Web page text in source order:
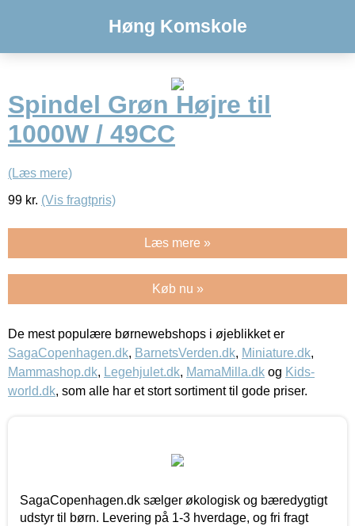
Høng Komskole
Spindel Grøn Højre til
1000W / 49CC
(Læs mere)
99 kr. (Vis fragtpris)
Læs mere »
Køb nu »
De mest populære børnewebshops i øjeblikket er
SagaCopenhagen.dk, BarnetsVerden.dk, Miniature.dk,
Mammashop.dk, Legehjulet.dk, MamaMilla.dk og Kids-
world.dk, som alle har et stort sortiment til gode priser.
SagaCopenhagen.dk sælger økologisk og bæredygtigt
udstyr til børn. Levering på 1-3 hverdage, og fri fragt